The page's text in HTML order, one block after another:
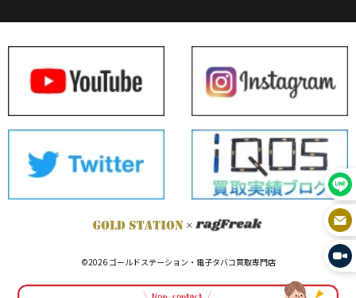
©2026 ゴールドステーション・電子タバコ買取専門店